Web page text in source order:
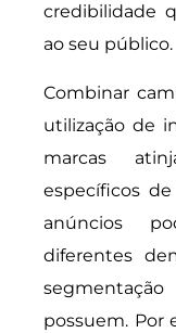
credibilidade
ao seu público.
Combinar
utilização de
marcas
específicos
anúncios
diferentes
possuem. Por